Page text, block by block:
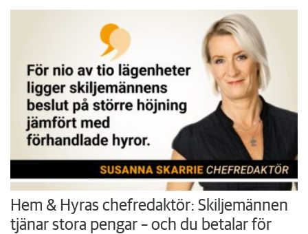
Hem & Hyras chefredaktör: Skiljemännen
tjänar stora pengar – och du betalar för